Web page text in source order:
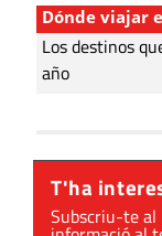
Dónde viajar
Los destinos
año
T'ha
Subscriu-te